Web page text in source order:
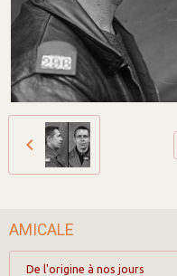
AMICALE
De l'origine à nos jours